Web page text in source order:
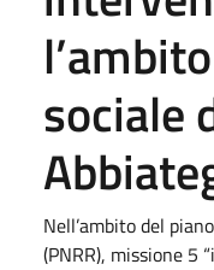
sociale
Nell’ambito del
(PNRR), missione 5